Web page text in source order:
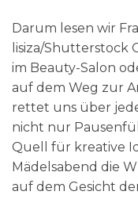
Darum lesen wir
lisiza/Shutterstock
im Beauty-Salon
auf dem Weg zur
rettet uns über
nicht nur
Quell für kreative
Mädelsabend die
auf dem Gesicht